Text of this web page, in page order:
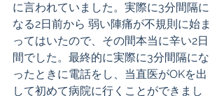
に言われていました。実際に3分間隔に
なる2日前から 弱い陣痛が不規則に始ま
ってはいたので、その間本当に辛い2日
間でした。最終的に実際に3分間隔にな
ったときに電話をし、当直医がOKを出
して初めて病院に行くことができまし